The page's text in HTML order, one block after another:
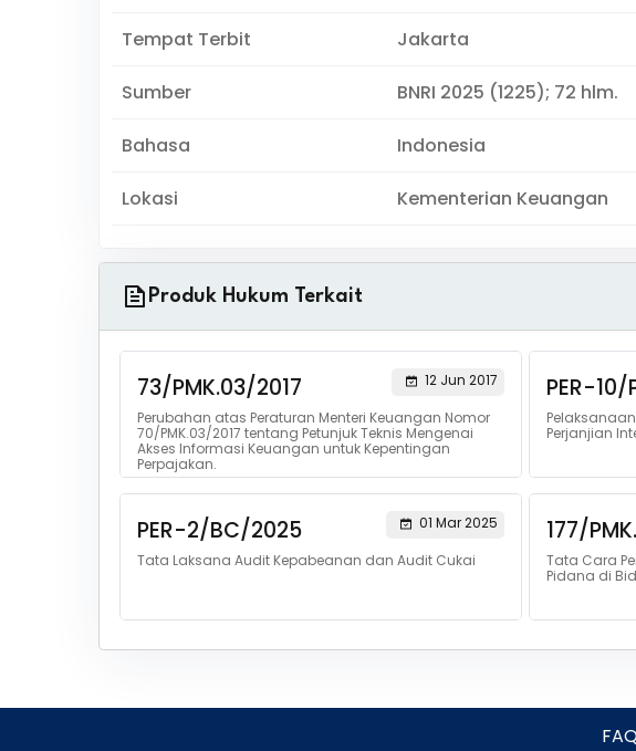
Tempat Terbit Jakarta
Sumber BNRI 2025 (1225); 72 hlm.
Bahasa Indonesia
Lokasi Kementerian Keuangan
Produk Hukum Terkait
73/PMK.03/2017
12 Jun 2017
Perubahan atas Peraturan Menteri Keuangan Nomor
70/PMK.03/2017 tentang Petunjuk Teknis Mengenai
Akses Informasi Keuangan untuk Kepentingan
Perpajakan.
PER-
Perjanjian
PER-2/BC/2025
01 Mar 2025
Tata Laksana Audit Kepabeanan dan Audit Cukai
177/
Tata Cara
Pidana di